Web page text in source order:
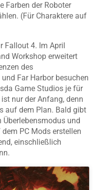
Farben der Roboter
(Für Charaktere auf
Fallout 4. Im April
Workshop erweitert
des
Far Harbor besuchen
Game Studios je für
nur der Anfang, denn
auf dem Plan. Bald gibt
und
PC Mods erstellen
einschließlich